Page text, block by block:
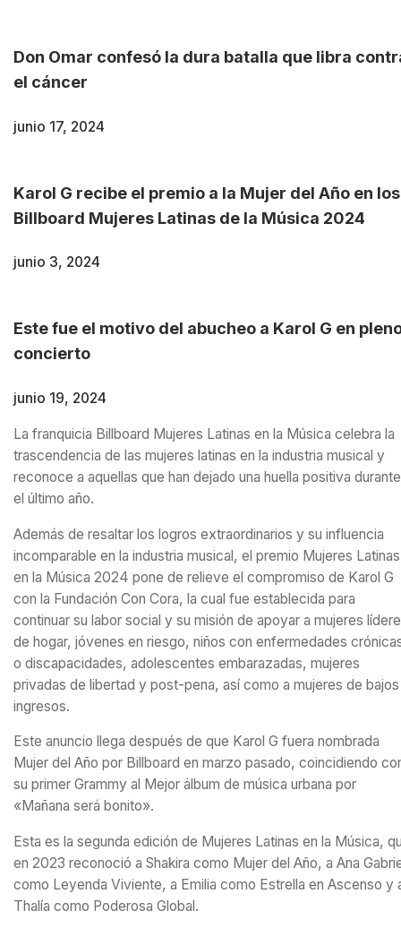
Don Omar confesó la dura batalla que libra
el cáncer
junio 17, 2024
Karol G recibe el premio a la Mujer del Año en los
Billboard Mujeres Latinas de la Música 2024
junio 3, 2024
Este fue el motivo del abucheo a Karol G en
concierto
junio 19, 2024
La franquicia Billboard Mujeres Latinas en la Música celebra la
trascendencia de las mujeres latinas en la industria musical y
reconoce a aquellas que han dejado una huella positiva durante
el último año.
Además de resaltar los logros extraordinarios y su influencia
incomparable en la industria musical, el premio Mujeres Latinas
en la Música 2024 pone de relieve el compromiso de Karol G
con la Fundación Con Cora, la cual fue establecida para
continuar su labor social y su misión de apoyar a mujeres
de hogar, jóvenes en riesgo, niños con enfermedades
o discapacidades, adolescentes embarazadas, mujeres
privadas de libertad y post-pena, así como a mujeres de bajos
ingresos.
Este anuncio llega después de que Karol G fuera nombrada
Mujer del Año por Billboard en marzo pasado, coincidiendo
su primer Grammy al Mejor álbum de música urbana por
«Mañana será bonito».
Esta es la segunda edición de Mujeres Latinas en la Música,
en 2023 reconoció a Shakira como Mujer del Año, a Ana
como Leyenda Viviente, a Emilia como Estrella en Ascenso y
Thalía como Poderosa Global.